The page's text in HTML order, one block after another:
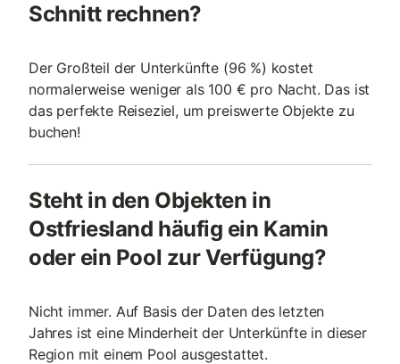
Schnitt rechnen?
Der Großteil der Unterkünfte (96 %) kostet
normalerweise weniger als 100 € pro Nacht. Das ist
das perfekte Reiseziel, um preiswerte Objekte zu
buchen!
Steht in den Objekten in
Ostfriesland häufig ein Kamin
oder ein Pool zur Verfügung?
Nicht immer. Auf Basis der Daten des letzten
Jahres ist eine Minderheit der Unterkünfte in dieser
Region mit einem Pool ausgestattet.